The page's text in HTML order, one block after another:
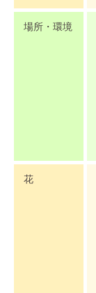
場所・環境
花